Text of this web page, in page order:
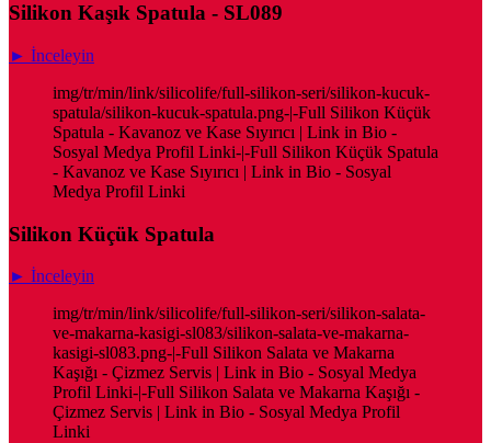
Silikon Kaşık Spatula - SL089
► İnceleyin
img/tr/min/link/silicolife/full-silikon-seri/silikon-kucuk-
spatula/silikon-kucuk-spatula.png-|-Full Silikon Küçük
Spatula - Kavanoz ve Kase Sıyırıcı | Link in Bio -
Sosyal Medya Profil Linki-|-Full Silikon Küçük Spatula
- Kavanoz ve Kase Sıyırıcı | Link in Bio - Sosyal
Medya Profil Linki
Silikon Küçük Spatula
► İnceleyin
img/tr/min/link/silicolife/full-silikon-seri/silikon-salata-
ve-makarna-kasigi-sl083/silikon-salata-ve-makarna-
kasigi-sl083.png-|-Full Silikon Salata ve Makarna
Kaşığı - Çizmez Servis | Link in Bio - Sosyal Medya
Profil Linki-|-Full Silikon Salata ve Makarna Kaşığı -
Çizmez Servis | Link in Bio - Sosyal Medya Profil
Linki